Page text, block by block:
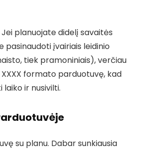
planuojate didelį savaitės
pasinaudoti įvairiais leidinio
tiek pramoniniais), verčiau
formato parduotuvę, kad
ir nusivilti.
su planu. Dabar sunkiausia